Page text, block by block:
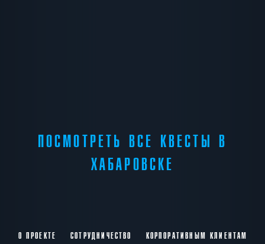
ПОСМОТРЕТЬ ВСЕ КВЕСТЫ В
ХАБАРОВСКЕ
О ПРОЕКТЕ СОТРУДНИЧЕСТВО КОРПОРАТИВНЫМ КЛИЕНТАМ